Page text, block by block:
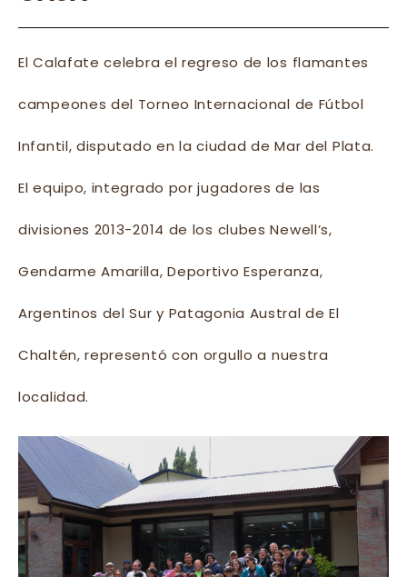
El Calafate celebra el regreso de los flamantes
campeones del Torneo Internacional de Fútbol
Infantil, disputado en la ciudad de Mar del Plata.
El equipo, integrado por jugadores de las
divisiones 2013-2014 de los clubes Newell’s,
Gendarme Amarilla, Deportivo Esperanza,
Argentinos del Sur y Patagonia Austral de El
Chaltén, representó con orgullo a nuestra
localidad.